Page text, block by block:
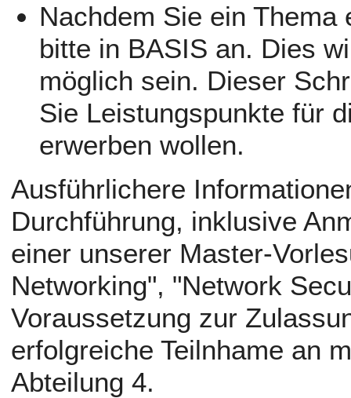
Nachdem Sie ein
bitte in BASIS an. Dies
möglich sein. Dieser
Sie Leistungspunkte für
erwerben wollen.
Ausführlichere
Durchführung, inklusive
einer unserer Master-
Networking", "Network
Voraussetzung zur
erfolgreiche Teilnhame an
Abteilung 4.